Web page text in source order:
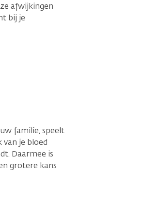
afwijkingen
bij je
familie, speelt
je bloed
Daarmee is
grotere kans